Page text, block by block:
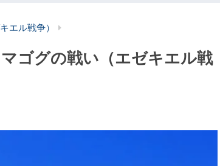
エル戦争）
ゴグの戦い（エゼキエル戦